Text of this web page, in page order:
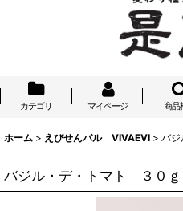
カテゴリ マイページ 商品
ホーム > えびせんバル VIVAEVI > バ
バジル・デ・トマト ３０ｇ